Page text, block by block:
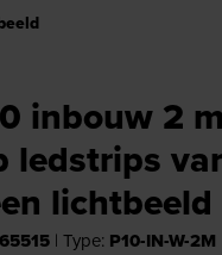
inbouw 2
ledstrips
lichtbeeld
| Type: P10-IN-W-2M